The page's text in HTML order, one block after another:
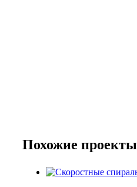
Похожие проекты